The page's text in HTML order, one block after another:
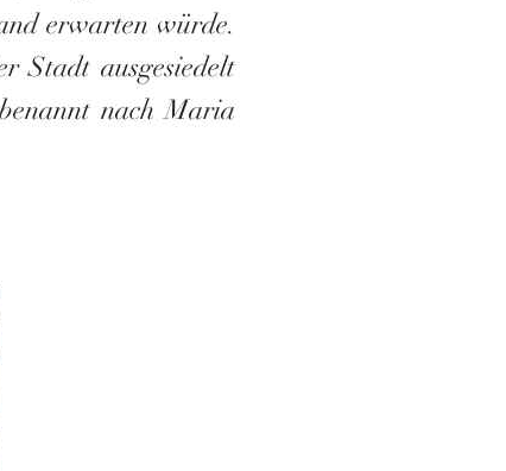
erwarten würde.
Stadt ausgesiedelt
nach Maria